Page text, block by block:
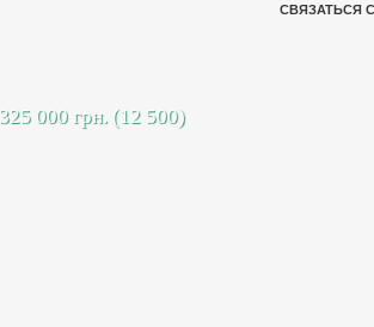
325 000 грн. (12 500)
СВЯЗАТЬСЯ